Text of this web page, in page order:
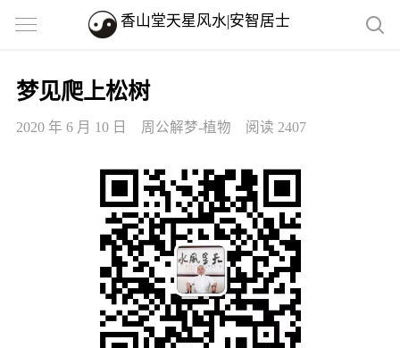
香山堂天星风水|安智居士
梦见爬上松树
2020 年 6 月 10 日 周公解梦-植物 阅读 2407